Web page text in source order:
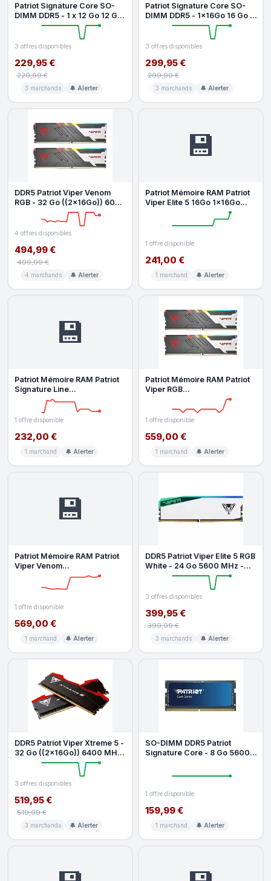
Patriot Signature Core SO-
DIMM DDR5 - 1 x 12 Go 12 Go
- 5600 MHz - CL46
3 offres disponibles
229,95 €
229,99 €
3 marchands 🔔 Alerter
Patriot Signature Core SO-
DIMM DDR5 - 1x16Go 16 Go -
5600 MHz - CL46
3 offres disponibles
299,95 €
299,99 €
3 marchands 🔔 Alerter
DDR5 Patriot Viper Venom
RGB - 32 Go ((2x16Go)) 6000
MHz - CAS 36
4 offres disponibles
494,99 €
499,99 €
4 marchands 🔔 Alerter
💾
Patriot Mémoire RAM Patriot
Viper Elite 5 16Go 1x16Go
DDR5 6000MHz CL30 Intel
1 offre disponible
241,00 €
1 marchand 🔔 Alerter
💾
Patriot Mémoire RAM Patriot
Signature Line
PSD516G560081S 16GB
1x16GB DDR5 5600M
1 offre disponible
232,00 €
1 marchand 🔔 Alerter
Patriot Mémoire RAM Patriot
Viper RGB
PVVR532G640C32K 32GB
2x16GB DDR5 6400MHz K
1 offre disponible
559,00 €
1 marchand 🔔 Alerter
💾
Patriot Mémoire RAM Patriot
Viper Venom
PVV532G700C32K 32GB
2x16GB DDR5 7000MHz
1 offre disponible
569,00 €
1 marchand 🔔 Alerter
DDR5 Patriot Viper Elite 5 RGB
White - 24 Go 5600 MHz -
CAS 38
3 offres disponibles
399,95 €
399,99 €
3 marchands 🔔 Alerter
DDR5 Patriot Viper Xtreme 5 -
32 Go ((2x16Go)) 6400 MHz
- CAS 32
3 offres disponibles
519,95 €
519,99 €
3 marchands 🔔 Alerter
SO-DIMM DDR5 Patriot
Signature Core - 8 Go 5600
1 offre disponible
159,99 €
1 marchand 🔔 Alerter